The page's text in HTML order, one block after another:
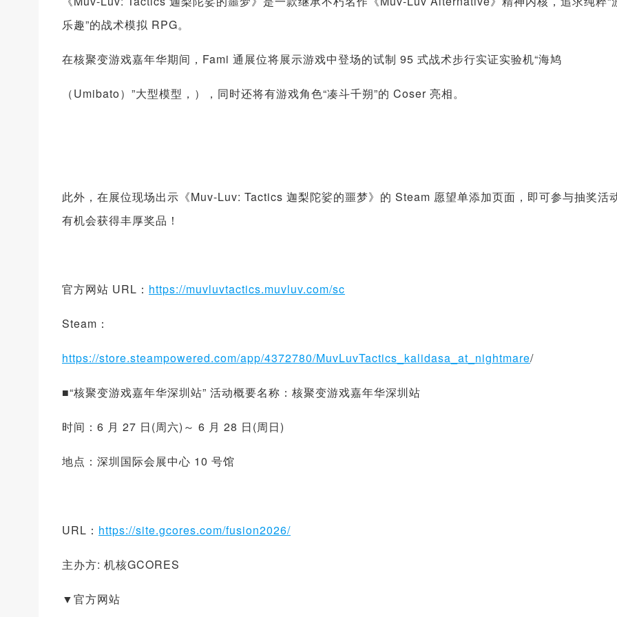
乐趣”的战术模拟 RPG。
在核聚变游戏嘉年华期间，Fami 通展位将展示游戏中登场的试制 95 式战术步行实证实验机“海鸠
（Umibato）”大型模型，），同时还将有游戏角色“凑斗千朔”的 Coser 亮相。
此外，在展位现场出示《Muv-Luv: Tactics 迦梨陀娑的噩梦》的 Steam 愿望单添加页面，即可参与抽奖活
有机会获得丰厚奖品！
官方网站 URL： https://muvluvtactics.muvluv.com/sc
Steam：
https://store.steampowered.com/app/4372780/MuvLuvTactics_kalidasa_at_nightmare/
■“核聚变游戏嘉年华深圳站” 活动概要名称：核聚变游戏嘉年华深圳站
时间：6 月 27 日(周六)～ 6 月 28 日(周日)
地点：深圳国际会展中心 10 号馆
URL： https://site.gcores.com/fusion2026/
主办方: 机核GCORES
▼官方网站